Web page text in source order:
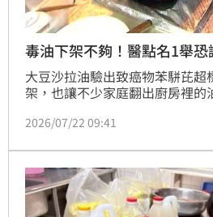
毒油下架不夠！醫點名1舉
大豆沙拉油驗出致癌物苯駢芘超
架，也讓不少家庭翻出廚房裡的
忽略的是日常烹調習慣，油脂若
尤其是煎牛排、炸雞、鹹酥雞等
萬別讓合格的油在自家鍋裡變質
2026/07/22 09:41